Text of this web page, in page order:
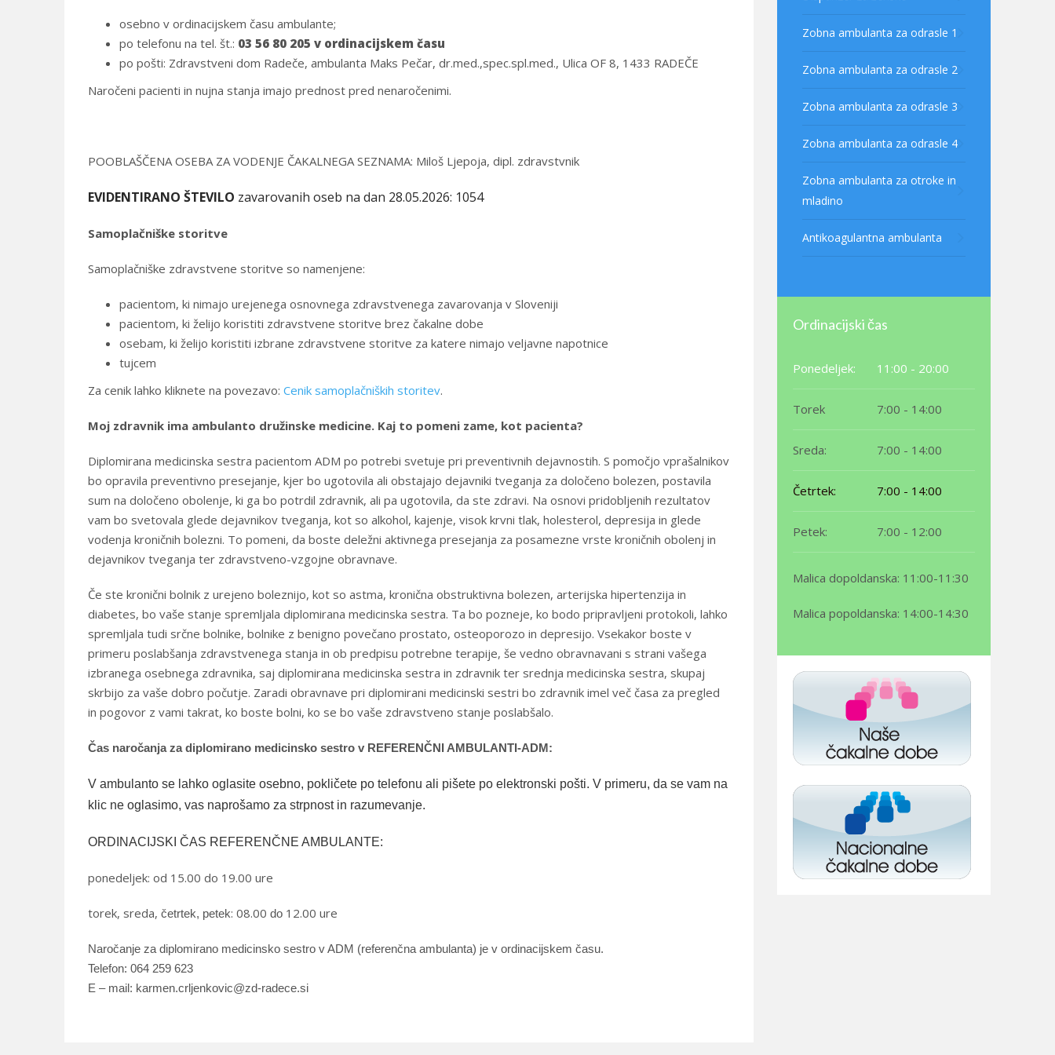
osebno v ordinacijskem času ambulante;
po telefonu na tel. št.: 03 56 80 205 v ordinacijskem času
po pošti: Zdravstveni dom Radeče, ambulanta Maks Pečar, dr.med.,spec.spl.med., Ulica OF 8, 1433 RADEČE
Naročeni pacienti in nujna stanja imajo prednost pred nenaročenimi.
POOBLAŠČENA OSEBA ZA VODENJE ČAKALNEGA SEZNAMA: Miloš Ljepoja, dipl. zdravstvnik
EVIDENTIRANO ŠTEVILO zavarovanih oseb na dan 28.05.2026: 1054
Samoplačniške storitve
Samoplačniške zdravstvene storitve so namenjene:
pacientom, ki nimajo urejenega osnovnega zdravstvenega zavarovanja v Sloveniji
pacientom, ki želijo koristiti zdravstvene storitve brez čakalne dobe
osebam, ki želijo koristiti izbrane zdravstvene storitve za katere nimajo veljavne napotnice
tujcem
Za cenik lahko kliknete na povezavo: Cenik samoplačniških storitev.
Moj zdravnik ima ambulanto družinske medicine. Kaj to pomeni zame, kot pacienta?
Diplomirana medicinska sestra pacientom ADM po potrebi svetuje pri preventivnih dejavnostih. S pomočjo vprašalnikov
bo opravila preventivno presejanje, kjer bo ugotovila ali obstajajo dejavniki tveganja za določeno bolezen, postavila
sum na določeno obolenje, ki ga bo potrdil zdravnik, ali pa ugotovila, da ste zdravi. Na osnovi pridobljenih rezultatov
vam bo svetovala glede dejavnikov tveganja, kot so alkohol, kajenje, visok krvni tlak, holesterol, depresija in glede
vodenja kroničnih bolezni. To pomeni, da boste deležni aktivnega presejanja za posamezne vrste kroničnih obolenj in
dejavnikov tveganja ter zdravstveno-vzgojne obravnave.
Če ste kronični bolnik z urejeno boleznijo, kot so astma, kronična obstruktivna bolezen, arterijska hipertenzija in
diabetes, bo vaše stanje spremljala diplomirana medicinska sestra. Ta bo pozneje, ko bodo pripravljeni protokoli, lahko
spremljala tudi srčne bolnike, bolnike z benigno povečano prostato, osteoporozo in depresijo. Vsekakor boste v
primeru poslabšanja zdravstvenega stanja in ob predpisu potrebne terapije, še vedno obravnavani s strani vašega
izbranega osebnega zdravnika, saj diplomirana medicinska sestra in zdravnik ter srednja medicinska sestra, skupaj
skrbijo za vaše dobro počutje. Zaradi obravnave pri diplomirani medicinski sestri bo zdravnik imel več časa za pregled
in pogovor z vami takrat, ko boste bolni, ko se bo vaše zdravstveno stanje poslabšalo.
Čas naročanja za diplomirano medicinsko sestro v REFERENČNI AMBULANTI-ADM:
V ambulanto se lahko oglasite osebno, pokličete po telefonu ali pišete po elektronski pošti. V primeru, da se vam na
klic ne oglasimo, vas naprošamo za strpnost in razumevanje.
ORDINACIJSKI ČAS REFERENČNE AMBULANTE:
ponedeljek: od 15.00 do 19.00 ure
torek, sreda, četrtek, petek: 08.00 do 12.00 ure
Naročanje za diplomirano medicinsko sestro vADM (referenčna ambulanta) je v ordinacijskem času.
Telefon: 064 259 623
E – mail: karmen.crljenkovic@zd-radece.si
Zobna ambulanta za odrasle 1
Zobna ambulanta za odrasle 2
Zobna ambulanta za odrasle 3
Zobna ambulanta za odrasle 4
Zobna ambulanta za otroke in
mladino
Antikoagulantna ambulanta
Ordinacijski čas
Ponedeljek: 11:00 - 20:00
Torek 7:00 - 14:00
Sreda: 7:00 - 14:00
Četrtek: 7:00 - 14:00
Petek: 7:00 - 12:00
Malica dopoldanska: 11:00-11:30
Malica popoldanska: 14:00-14:30